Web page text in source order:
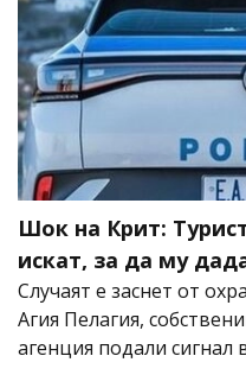
Шок на Крит:
искат, за да му
Случаят е заснет от
Агия Пелагия,
агенция подали сигнал